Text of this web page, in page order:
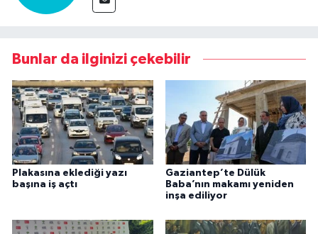
Bunlar da ilginizi çekebilir
Plakasına eklediği yazı
başına iş açtı
Gaziantep’te Dülük
Baba’nın makamı yeniden
inşa ediliyor